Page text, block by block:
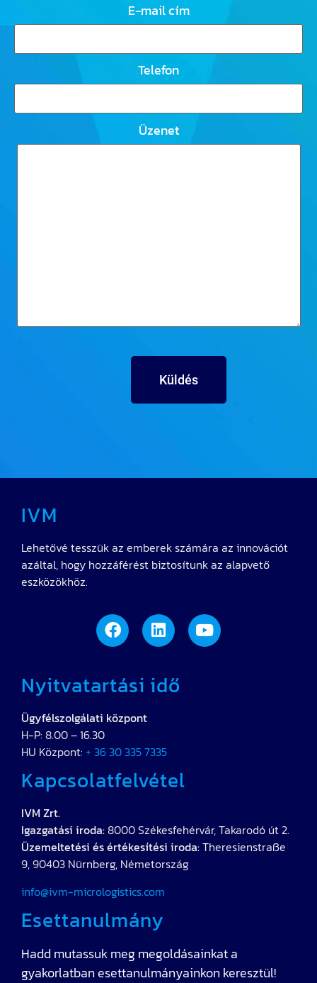
E-mail cím
Telefon
Üzenet
IVM
Lehetővé tesszük az emberek számára az innovációt
azáltal, hogy hozzáférést biztosítunk az alapvető
eszközökhöz.
Nyitvatartási idő
Ügyfélszolgálati központ
H-P: 8.00 – 16.30
HU Központ: + 36 30 335 7335
Kapcsolatfelvétel
IVM Zrt.
Igazgatási iroda:8000 Székesfehérvár, Takarodó út 2.
Üzemeltetési és értékesítési iroda:Theresienstraße
9, 90403 Nürnberg, Németország
info@ivm-micrologistics.com
Esettanulmány
Hadd mutassuk meg megoldásainkat a
gyakorlatban esettanulmányainkon keresztül!